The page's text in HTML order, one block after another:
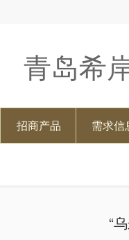
青岛希
招商产品 需求信
“